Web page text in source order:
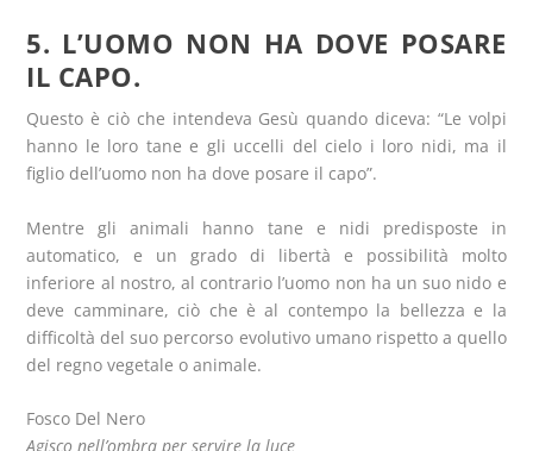
5. L’UOMO NON HA DOVE POSARE
IL CAPO.
Questo è ciò che intendeva Gesù quando diceva: “Le volpi
hanno le loro tane e gli uccelli del cielo i loro nidi, ma il
figlio dell’uomo non ha dove posare il capo”.
Mentre gli animali hanno tane e nidi predisposte in
automatico, e un grado di libertà e possibilità molto
inferiore al nostro, al contrario l’uomo non ha un suo nido e
deve camminare, ciò che è al contempo la bellezza e la
difficoltà del suo percorso evolutivo umano rispetto a quello
del regno vegetale o animale.
Fosco Del Nero
Agisco nell’ombra per servire la luce